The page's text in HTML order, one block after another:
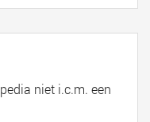
niet i.c.m. een